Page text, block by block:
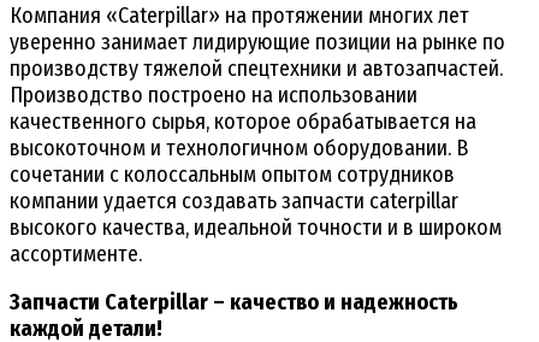
Компания «Caterpillar» на протяжении многих лет
уверенно занимает лидирующие позиции на рынке по
производству тяжелой спецтехники и автозапчастей.
Производство построено на использовании
качественного сырья, которое обрабатывается на
высокоточном и технологичном оборудовании. В
сочетании с колоссальным опытом сотрудников
компании удается создавать запчасти caterpillar
высокого качества, идеальной точности и в широком
ассортименте.
Запчасти Caterpillar – качество и надежность
каждой детали!